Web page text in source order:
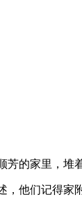
的家里，堆着
们记得家附